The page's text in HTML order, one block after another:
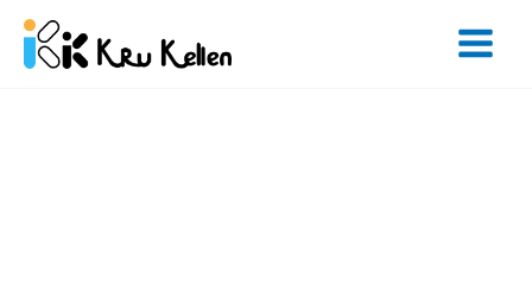
Skip
content